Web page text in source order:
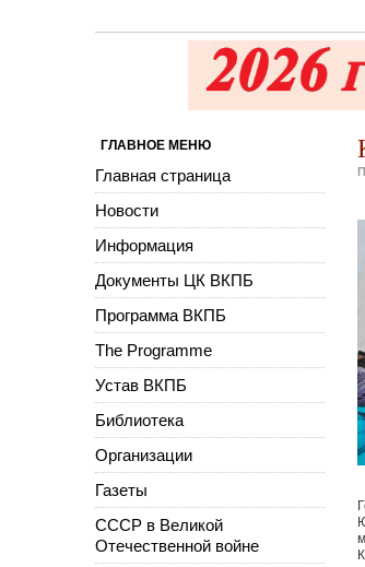
ГЛАВНОЕ МЕНЮ
Главная страница
Новости
Информация
Документы ЦК ВКПБ
Программа ВКПБ
The Programme
Устав ВКПБ
Библиотека
Организации
Газеты
СССР в Великой
Отечественной войне